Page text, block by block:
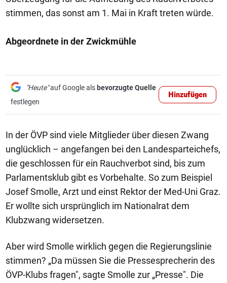
stimmen, das sonst am 1. Mai in Kraft treten würde.
Abgeordnete in der Zwickmühle
"Heute"auf Google als bevorzugte Quelle
festlegen
Hinzufügen
In der ÖVP sind viele Mitglieder über diesen Zwang
unglücklich – angefangen bei den Landesparteichefs,
die geschlossen für ein Rauchverbot sind, bis zum
Parlamentsklub gibt es Vorbehalte. So zum Beispiel
Josef Smolle, Arzt und einst Rektor der Med-Uni Graz.
Er wollte sich ursprünglich im Nationalrat dem
Klubzwang widersetzen.
Aber wird Smolle wirklich gegen die Regierungslinie
stimmen? „Da müssen Sie die Pressesprecherin des
ÖVP-Klubs fragen", sagte Smolle zur „Presse". Die